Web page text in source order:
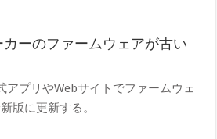
カーのファームウェアが古い
アプリやWebサイトでファームウェ
版に更新する。